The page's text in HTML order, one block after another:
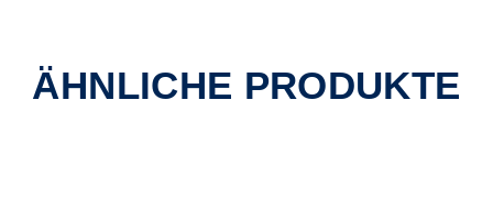
ÄHNLICHE PRODUKTE